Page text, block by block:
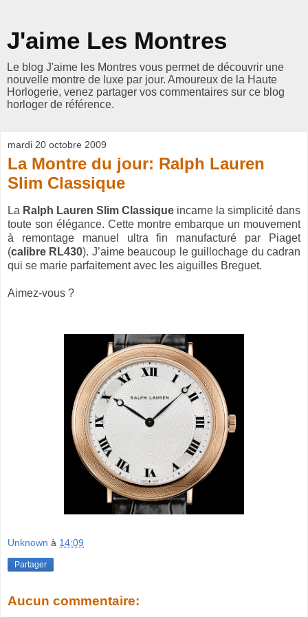
J'aime Les Montres
Le blog J'aime les Montres vous permet de découvrir une
nouvelle montre de luxe par jour. Amoureux de la Haute
Horlogerie, venez partager vos commentaires sur ce blog
horloger de référence.
mardi 20 octobre 2009
La Montre du jour: Ralph Lauren
Slim Classique
La Ralph Lauren Slim Classique incarne la simplicité dans
toute son élégance. Cette montre embarque un mouvement
à remontage manuel ultra fin manufacturé par Piaget
(calibre RL430). J’aime beaucoup le guillochage du cadran
qui se marie parfaitement avec les aiguilles Breguet.
Aimez-vous ?
Unknown à 14:09
Partager
Aucun commentaire: